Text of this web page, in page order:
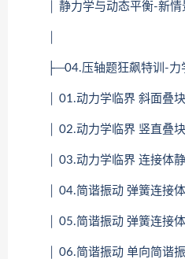
│ 静力学与动态平衡-新情
├─04.压轴题狂飙特训-力
│ 01.动力学临界 斜面叠块
│ 02.动力学临界 竖直叠块
│ 03.动力学临界 连接体静
│ 04.简谐振动 弹簧连接体
│ 05.简谐振动 弹簧连接体
│ 06.简谐振动 单向简谐振